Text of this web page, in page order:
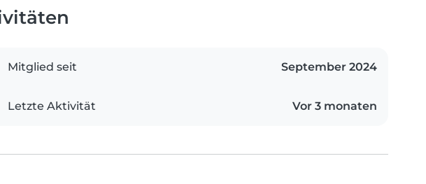
Mitglied seit September 2024
Letzte Aktivität Vor 3 monaten